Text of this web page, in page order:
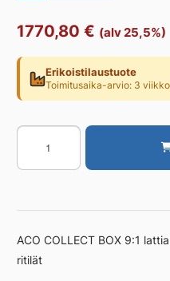
1770,80 € (alv 25,5%)
Erikoistilaustuote
Toimitusaika-arvio: 3
Lattia-
allaspaketti
ACO
COLLECT
570x1200-
70
ACO COLLECT BOX 9:1
ritilät